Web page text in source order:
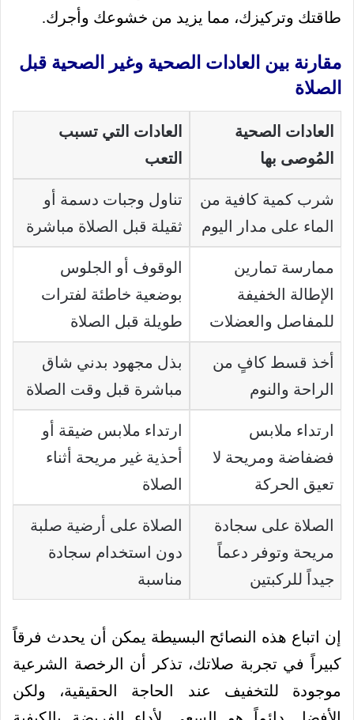
طاقتك وتركيزك، مما يزيد من خشوعك وأجرك.
مقارنة بين العادات الصحية وغير الصحية قبل
الصلاة
العادات الصحية
المُوصى بها
العادات التي تسبب
التعب
شرب كمية كافية من
الماء على مدار اليوم
تناول وجبات دسمة أو
ثقيلة قبل الصلاة مباشرة
ممارسة تمارين
الإطالة الخفيفة
للمفاصل والعضلات
الوقوف أو الجلوس
بوضعية خاطئة لفترات
طويلة قبل الصلاة
أخذ قسط كافٍ من
الراحة والنوم
بذل مجهود بدني شاق
مباشرة قبل وقت الصلاة
ارتداء ملابس
فضفاضة ومريحة لا
تعيق الحركة
ارتداء ملابس ضيقة أو
أحذية غير مريحة أثناء
الصلاة
الصلاة على سجادة
مريحة وتوفر دعماً
جيداً للركبتين
الصلاة على أرضية صلبة
دون استخدام سجادة
مناسبة
إن اتباع هذه النصائح البسيطة يمكن أن يحدث فرقاً
كبيراً في تجربة صلاتك، تذكر أن الرخصة الشرعية
موجودة للتخفيف عند الحاجة الحقيقية، ولكن